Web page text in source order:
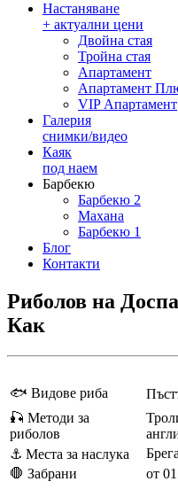
Настаняване
+ актуални цени
Двойна стая
Тройна стая
Апартамент
Апартамент
VIP Апартамент
Галерия
снимки/видео
Каяк
под наем
Барбекю
Барбекю 2
Махана
Барбекю 1
Блог
Контакти
Риболов на
Как
🐟 Видове риба
🎣 Методи за
риболов
⚓ Mеста за наслука
🛑 Забрани
от